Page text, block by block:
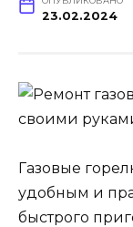
23.02.2024
Газовые
удобным и
быстрого